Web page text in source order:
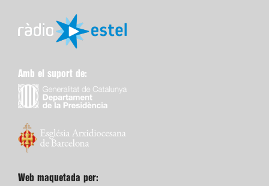
Amb el suport de:
Web maquetada per: